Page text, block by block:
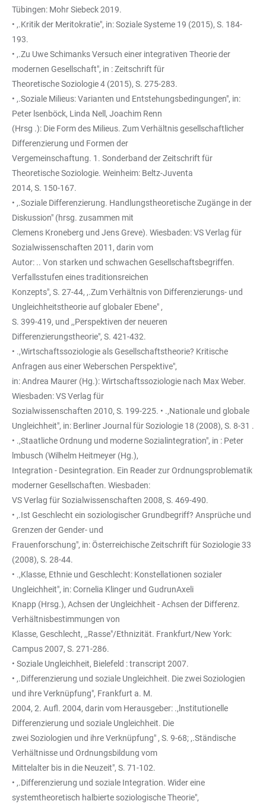
Tübingen: Mohr Siebeck 2019.
• ,.Kritik der Meritokratie", in: Soziale Systeme 19 (2015), S. 184-
193.
• ,.Zu Uwe Schimanks Versuch einer integrativen Theorie der
modernen Gesellschaft", in : Zeitschrift für
Theoretische Soziologie 4 (2015), S. 275-283.
• ,.Soziale Milieus: Varianten und Entstehungsbedingungen", in:
Peter lsenböck, Linda Nell, Joachim Renn
(Hrsg .): Die Form des Milieus. Zum Verhältnis gesellschaftlicher
Differenzierung und Formen der
Vergemeinschaftung. 1. Sonderband der Zeitschrift für
Theoretische Soziologie. Weinheim: Beltz-Juventa
2014, S. 150-167.
• ,.Soziale Differenzierung. Handlungstheoretische Zugänge in der
Diskussion" (hrsg. zusammen mit
Clemens Kroneberg und Jens Greve). Wiesbaden: VS Verlag für
Sozialwissenschaften 2011, darin vom
Autor: .. Von starken und schwachen Gesellschaftsbegriffen.
Verfallsstufen eines traditionsreichen
Konzepts", S. 27-44, ,.Zum Verhältnis von Differenzierungs- und
Ungleichheitstheorie auf globaler Ebene" ,
S. 399-419, und ,,Perspektiven der neueren
Differenzierungstheorie", S. 421-432.
• .,Wirtschaftssoziologie als Gesellschaftstheorie? Kritische
Anfragen aus einer Weberschen Perspektive",
in: Andrea Maurer (Hg.): Wirtschaftssoziologie nach Max Weber.
Wiesbaden: VS Verlag für
Sozialwissenschaften 2010, S. 199-225. • .,Nationale und globale
Ungleichheit", in: Berliner Journal für Soziologie 18 (2008), S. 8-31 .
• .,Staatliche Ordnung und moderne Sozialintegration", in : Peter
lmbusch (Wilhelm Heitmeyer (Hg.),
Integration - Desintegration. Ein Reader zur Ordnungsproblematik
moderner Gesellschaften. Wiesbaden:
VS Verlag für Sozialwissenschaften 2008, S. 469-490.
• ,.Ist Geschlecht ein soziologischer Grundbegriff? Ansprüche und
Grenzen der Gender- und
Frauenforschung", in: Österreichische Zeitschrift für Soziologie 33
(2008), S. 28-44.
• .,Klasse, Ethnie und Geschlecht: Konstellationen sozialer
Ungleichheit", in: Cornelia Klinger und GudrunAxeli
Knapp (Hrsg.), Achsen der Ungleichheit - Achsen der Differenz.
Verhältnisbestimmungen von
Klasse, Geschlecht, ,,Rasse"/Ethnizität. Frankfurt/New York:
Campus 2007, S. 271-286.
• Soziale Ungleichheit, Bielefeld : transcript 2007.
• ,.Differenzierung und soziale Ungleichheit. Die zwei Soziologien
und ihre Verknüpfung", Frankfurt a. M.
2004, 2. Aufl. 2004, darin vom Herausgeber: .,lnstitutionelle
Differenzierung und soziale Ungleichheit. Die
zwei Soziologien und ihre Verknüpfung" , S. 9-68; ,.Ständische
Verhältnisse und Ordnungsbildung vom
Mittelalter bis in die Neuzeit", S. 71-102.
• ,.Differenzierung und soziale Integration. Wider eine
systemtheoretisch halbierte soziologische Theorie",